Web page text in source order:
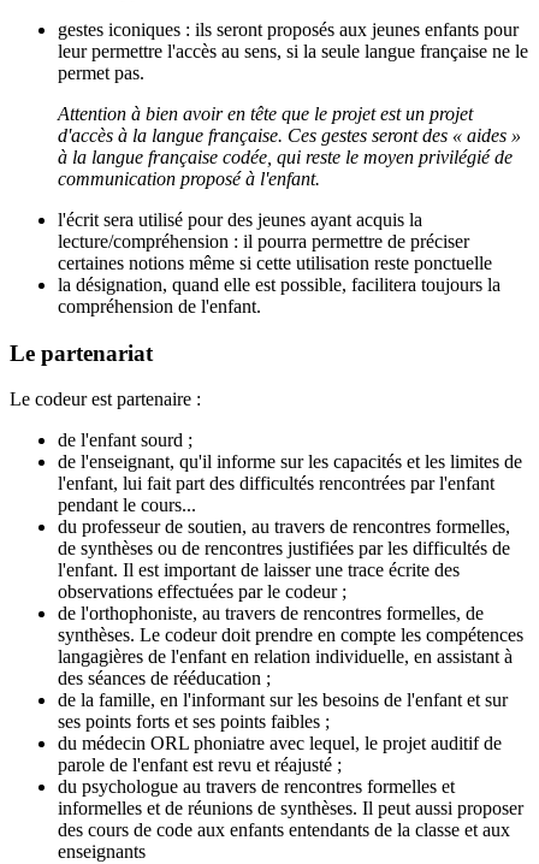
gestes iconiques : ils seront proposés aux jeunes enfants pour
leur permettre l'accès au sens, si la seule langue française ne le
permet pas.
Attention à bien avoir en tête que le projet est un projet
d'accès à la langue française. Ces gestes seront des « aides »
à la langue française codée, qui reste le moyen privilégié de
communication proposé à l'enfant.
l'écrit sera utilisé pour des jeunes ayant acquis la
lecture/compréhension : il pourra permettre de préciser
certaines notions même si cette utilisation reste ponctuelle
la désignation, quand elle est possible, facilitera toujours la
compréhension de l'enfant.
Le partenariat
Le codeur est partenaire :
de l'enfant sourd ;
de l'enseignant, qu'il informe sur les capacités et les limites de
l'enfant, lui fait part des difficultés rencontrées par l'enfant
pendant le cours...
du professeur de soutien, au travers de rencontres formelles,
de synthèses ou de rencontres justifiées par les difficultés de
l'enfant. Il est important de laisser une trace écrite des
observations effectuées par le codeur ;
de l'orthophoniste, au travers de rencontres formelles, de
synthèses. Le codeur doit prendre en compte les compétences
langagières de l'enfant en relation individuelle, en assistant à
des séances de rééducation ;
de la famille, en l'informant sur les besoins de l'enfant et sur
ses points forts et ses points faibles ;
du médecin ORL phoniatre avec lequel, le projet auditif de
parole de l'enfant est revu et réajusté ;
du psychologue au travers de rencontres formelles et
informelles et de réunions de synthèses. Il peut aussi proposer
des cours de code aux enfants entendants de la classe et aux
enseignants